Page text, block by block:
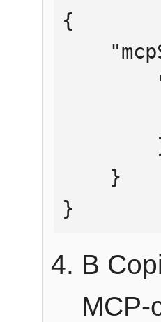
{
}
В
MCP-